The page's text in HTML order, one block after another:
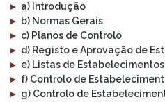
▸ a) Introdução
▸
b) Normas Gerais
▸ c) Planos de Controlo
▸ d) Registo e Aprovação de
▸ e) Listas de Estabelecimentos
▸ f) Controlo de
▸ g) Controlo de